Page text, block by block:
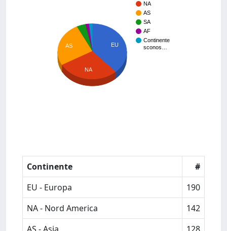
NA
AS
SA
AF
Continente
sconos…
EU
AS
NA
Continente
#
EU - Europa
190
NA - Nord America
142